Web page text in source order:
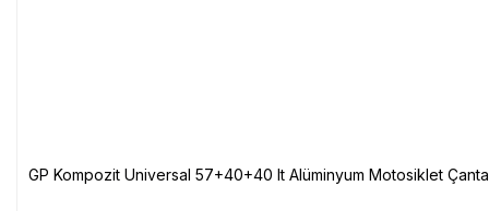
GP Kompozit Universal 57+40+40 lt Alüminyum Motosiklet